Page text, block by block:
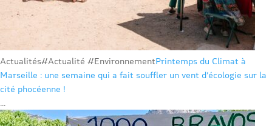
Actualités#Actualité #EnvironnementPrintemps du Climat à
Marseille : une semaine qui a fait souffler un vent d’écologie sur la
cité phocéenne !
...